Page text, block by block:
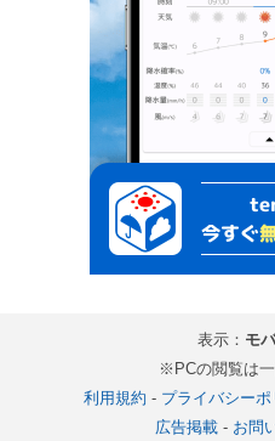
表示： モ
※PCの閲覧は
利用規約 - プライバシーポ
広告掲載- お問